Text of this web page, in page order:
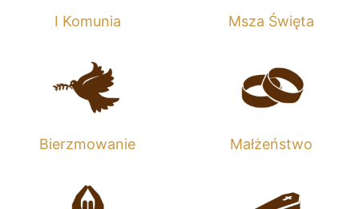
I Komunia Msza Święta
Bierzmowanie Małżeństwo